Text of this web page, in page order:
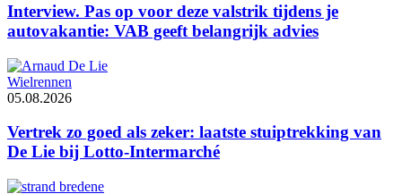
Interview. Pas op voor deze valstrik tijdens je
autovakantie: VAB geeft belangrijk advies
Wielrennen
05.08.2026
Vertrek zo goed als zeker: laatste stuiptrekking van
De Lie bij Lotto-Intermarché